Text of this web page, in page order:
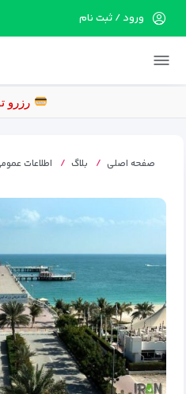
در حال حاضر ارتباط
ورود / ثبت نام
صفحه اصلی بلاگ اطلاعات